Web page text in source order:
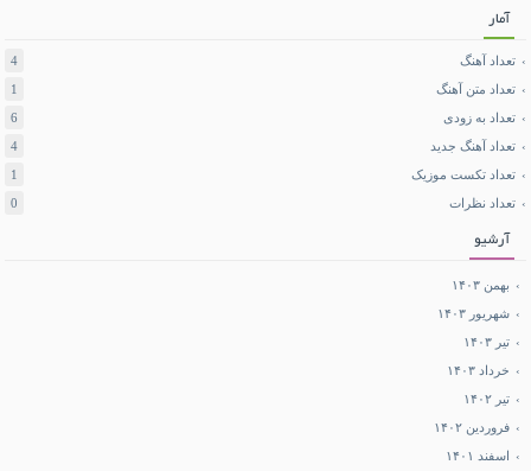
آمار
تعداد آهنگ
4
تعداد متن آهنگ
1
تعداد به زودی
6
تعداد آهنگ جدید
4
تعداد تکست موزیک
1
تعداد نظرات
0
آرشیو
بهمن ۱۴۰۳
شهریور ۱۴۰۳
تیر ۱۴۰۳
خرداد ۱۴۰۳
تیر ۱۴۰۲
فروردین ۱۴۰۲
اسفند ۱۴۰۱